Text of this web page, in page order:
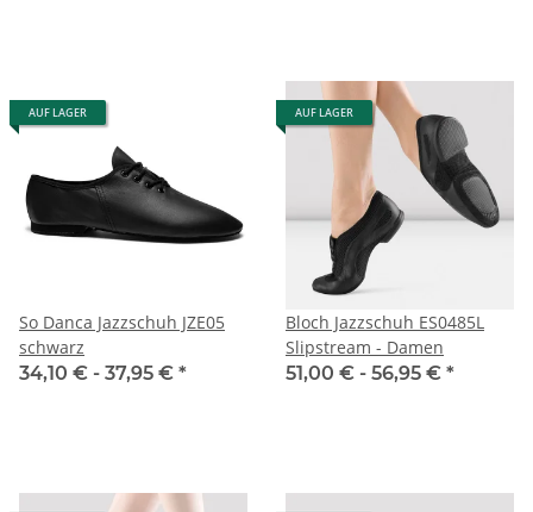
AUF LAGER
So Danca Jazzschuh JZE05
schwarz
34,10 € - 37,95 € *
AUF LAGER
Bloch Jazzschuh ES0485L
Slipstream - Damen
51,00 € - 56,95 € *